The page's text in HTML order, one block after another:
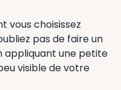
vous choisissez
pas de faire un
appliquant une petite
visible de votre